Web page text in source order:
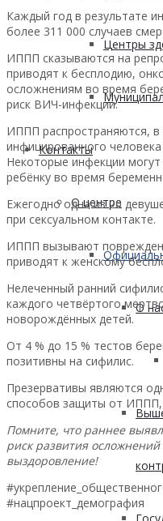
Центры
Контакты
О центре
О
Каждый год в результате
более 311 000 случаев
ИППП сказываются на
приводят к бесплодию,
осложнениям во время
риск ВИЧ-инфекции.
ИППП распространяются,
инфицированного
Некоторые инфекции
ребёнку во время
Ежегодно одна из 20
при сексуальном контакте.
ИППП вызывают
приводят к женскому
Нелеченный ранний
каждого четвёртого
новорождённых детей.
От 4 % до 15 % тестов
позитивны на сифилис.
Презервативы являются
способов защиты от
Помните, что раннее
риск развития
выздоровление!
#нацпроект_демография